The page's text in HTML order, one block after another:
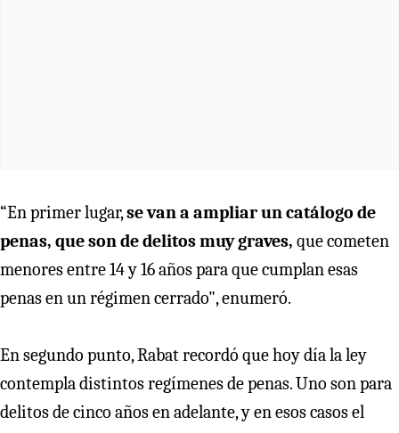
“En primer lugar,se van a ampliar un catálogo de
penas, que son de delitos muy graves, que cometen
menores entre 14 y 16 años para que cumplan esas
penas en un régimen cerrado", enumeró.
En segundo punto, Rabat recordó que hoy día la ley
contempla distintos regímenes de penas. Uno son para
delitos de cinco años en adelante, y en esos casos el